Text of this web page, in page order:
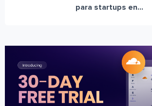
para startups en...